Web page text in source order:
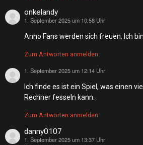
onkelandy
sagt:
1. September 2025 um 10:58 Uhr
Anno Fans werden sich freuen. Ich
Zum Antworten anmelden
sagt:
1. September 2025 um 12:14 Uhr
Ich finde es ist ein Spiel, was einen
Rechner fesseln kann.
Zum Antworten anmelden
danny0107
sagt:
1. September 2025 um 13:37 Uhr